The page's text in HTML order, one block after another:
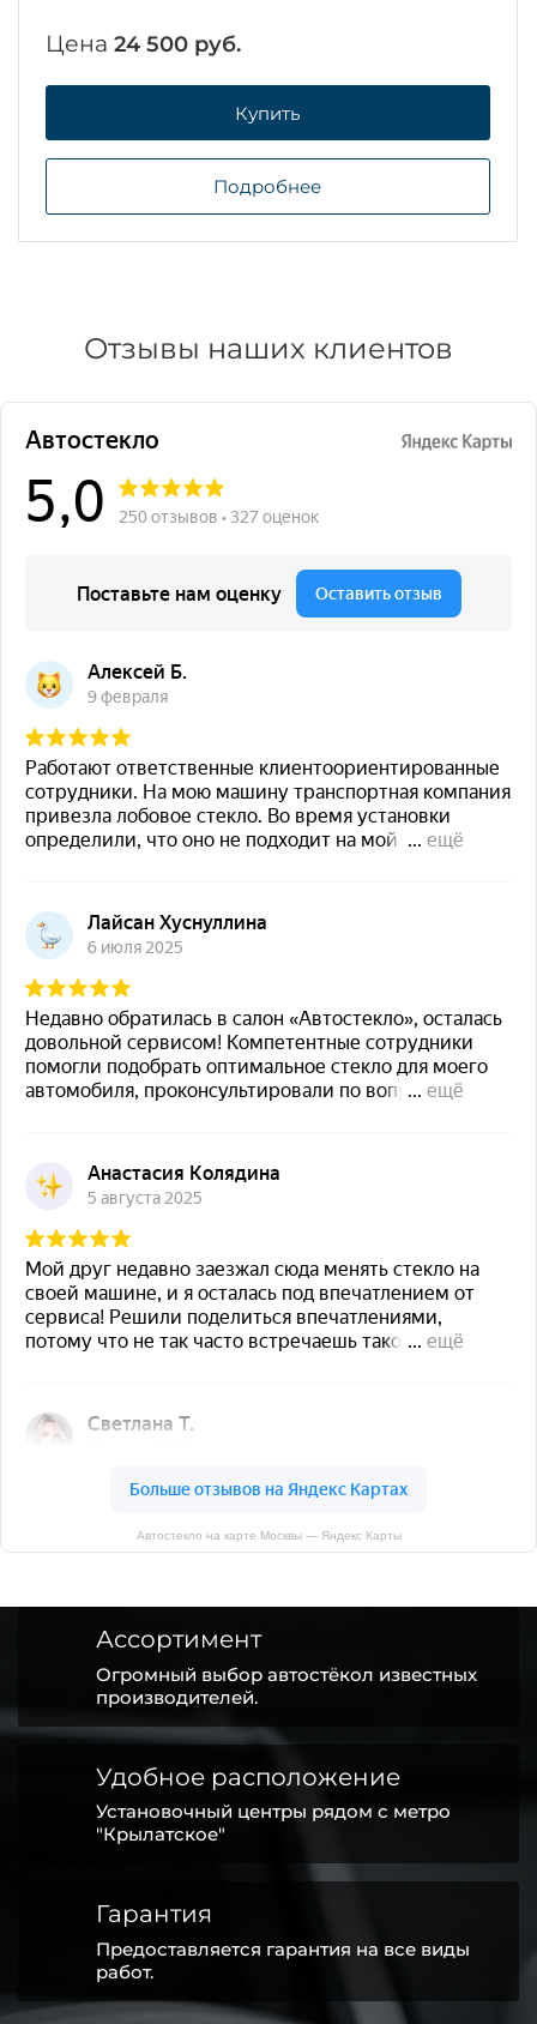
Цена24 500 руб.
Купить
Подробнее
Отзывы наших клиентов
Автостекло на карте Москвы — Яндекс Карты
Ассортимент
Огромный выбор автостёкол известных
производителей.
Удобное расположение
Установочный центры рядом с метро
"Крылатское"
Гарантия
Предоставляется гарантия на все виды
работ.